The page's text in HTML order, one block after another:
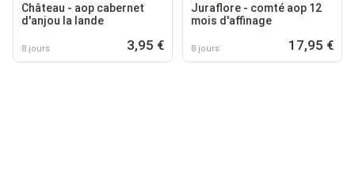
Château - aop cabernet
d'anjou la lande
8 jours 3,95 €
Juraflore - comté aop 12
mois d'affinage
8 jours 17,95 €